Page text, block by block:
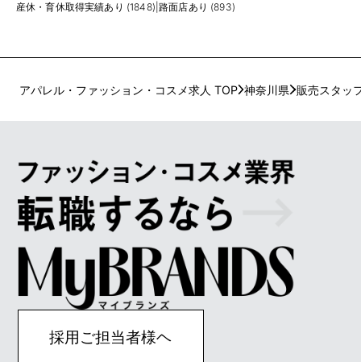
産休・育休取得実績あり (1848) |路面店あり (893)
アパレル・ファッション・コスメ求人 TOP 神奈川県 販売スタッ
採用ご担当者様ヘ